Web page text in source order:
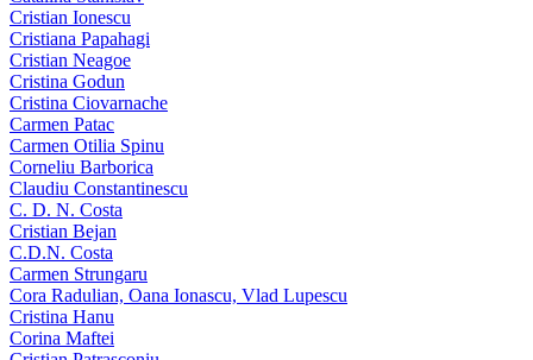
Cristian Ionescu
Cristiana Papahagi
Cristian Neagoe
Cristina Godun
Cristina Ciovarnache
Carmen Patac
Carmen Otilia Spinu
Corneliu Barborica
Claudiu Constantinescu
C. D. N. Costa
Cristian Bejan
C.D.N. Costa
Carmen Strungaru
Cora Radulian, Oana Ionascu, Vlad Lupescu
Cristina Hanu
Corina Maftei